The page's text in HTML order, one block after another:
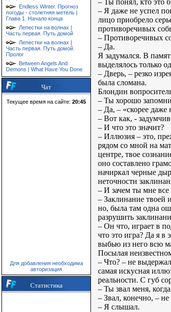
Endless Winter. Прогноз
погоды - столетняя метель |
Глава 1. Начало конца
Лепестки на волнах |
Часть первая. Путь домой
Лепестки на волнах |
Часть первая. Путь домой.
Пролог
Between Angels And
Demons | What Have You Done
Чат
Текущее время на сайте: 20:45
Для добавления необходима
авторизация
Статистика
– Ты понял, кто это
– Я даже не успел
лицо приобрело
противоречивых
– Противоречивых
– Да.
Я задумался. В
выделялось только
– Дверь, – резко
была сломана.
Блондин
– Ты хорошо
– Да, – «скорее даже
– Вот как, -
– И что это значит?
– Иллюзия – это,
рядом со мной на
центре, твое
оно составлено
начиркал черные
неточности
– И зачем ты мне все
– Заклинание твоей
но, была там одна
разрушить
– Он что, играет в
что это игра? Да я в
выбью из него всю
Посылая
– Что? – не
самая искусная
реальности. С губ
– Ты звал меня,
– Звал, конечно, –
– Я слышал.